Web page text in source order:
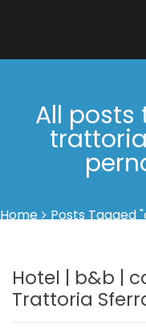
All posts
Home
Posts Tagged
Hotel | b&b |
Trattoria